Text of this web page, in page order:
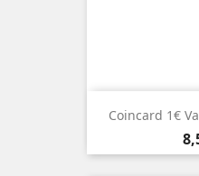
Coincard 1€